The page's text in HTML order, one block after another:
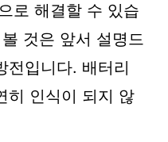
로 해결할 수 있습
것은 앞서 설명드
전입니다. 배터리
히 인식이 되지 않